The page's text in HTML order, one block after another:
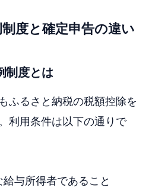
度と確定申告の違い
制度とは
ふるさと納税の税額控除を
利用条件は以下の通りで
与所得者であること